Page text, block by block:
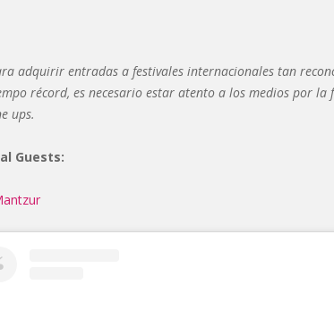
adquirir entradas a festivales internacionales tan
récord, es necesario estar atento a los medios por la
ups.
Guests: